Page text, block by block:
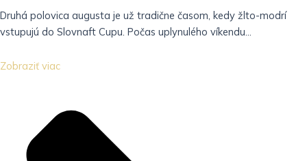
Druhá polovica augusta je už tradične časom, kedy žlto-modrí
vstupujú do Slovnaft Cupu. Počas uplynulého víkendu...
Zobraziť viac